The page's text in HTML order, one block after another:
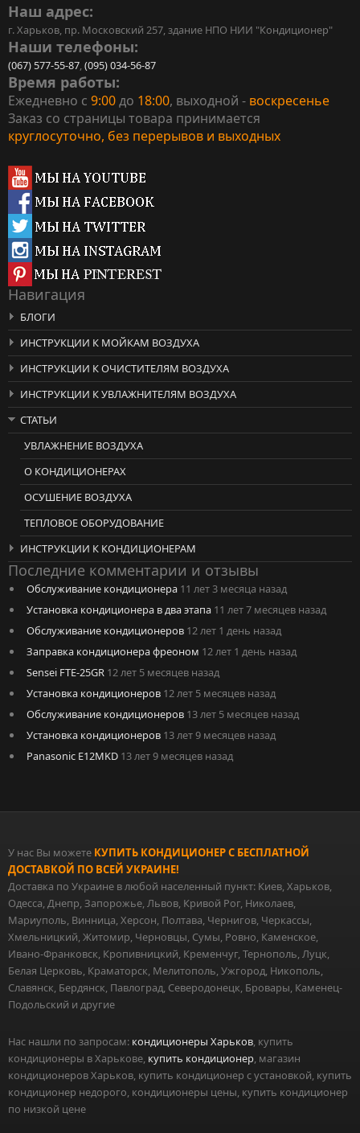
Наш адрес:
г. Харьков, пр. Московский 257, здание НПО НИИ "Кондиционер"
Наши телефоны:
(067) 577-55-87,(095) 034-56-87
Время работы:
Ежедневно с 9:00до 18:00, выходной - воскресенье
Заказ со страницы товара принимается
круглосуточно, без перерывов и выходных
Навигация
БЛОГИ
ИНСТРУКЦИИ К МОЙКАМ ВОЗДУХА
ИНСТРУКЦИИ К ОЧИСТИТЕЛЯМ ВОЗДУХА
ИНСТРУКЦИИ К УВЛАЖНИТЕЛЯМ ВОЗДУХА
СТАТЬИ
УВЛАЖНЕНИЕ ВОЗДУХА
О КОНДИЦИОНЕРАХ
ОСУШЕНИЕ ВОЗДУХА
ТЕПЛОВОЕ ОБОРУДОВАНИЕ
ИНСТРУКЦИИ К КОНДИЦИОНЕРАМ
Последние комментарии и отзывы
Обслуживание кондиционера 11 лет 3 месяца назад
Установка кондиционера в два этапа 11 лет 7 месяцев назад
Обслуживание кондиционеров 12 лет 1 день назад
Заправка кондиционера фреоном 12 лет 1 день назад
Sensei FTE-25GR 12 лет 5 месяцев назад
Установка кондиционеров 12 лет 5 месяцев назад
Обслуживание кондиционеров 13 лет 5 месяцев назад
Установка кондиционеров 13 лет 9 месяцев назад
Panasonic E12MKD 13 лет 9 месяцев назад
У нас Вы можете КУПИТЬ КОНДИЦИОНЕР С БЕСПЛАТНОЙ
ДОСТАВКОЙ ПО ВСЕЙ УКРАИНЕ!
Доставка по Украине в любой населенный пункт: Киев, Харьков,
Одесса, Днепр, Запорожье, Львов, Кривой Рог, Николаев,
Мариуполь, Винница, Херсон, Полтава, Чернигов, Черкассы,
Хмельницкий, Житомир, Черновцы, Сумы, Ровно, Каменское,
Ивано-Франковск, Кропивницкий, Кременчуг, Тернополь, Луцк,
Белая Церковь, Краматорск, Мелитополь, Ужгород, Никополь,
Славянск, Бердянск, Павлоград, Северодонецк, Бровары, Каменец-
Подольский и другие
Нас нашли по запросам: кондиционеры Харьков, купить
кондиционеры в Харькове, купить кондиционер, магазин
кондиционеров Харьков, купить кондиционер с установкой, купить
кондиционер недорого, кондиционеры цены, купить кондиционер
по низкой цене